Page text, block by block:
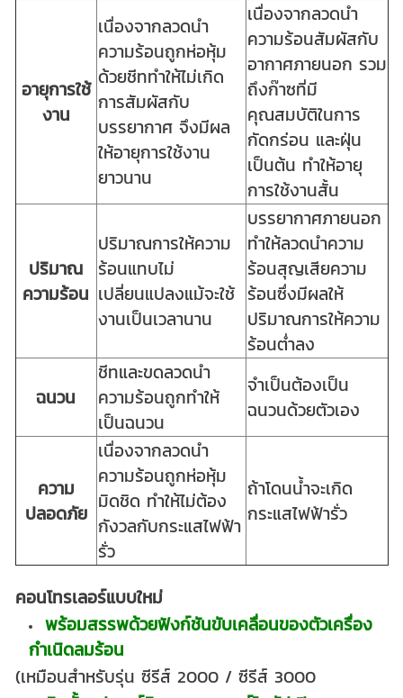
อายุการใช้
งาน
เนื่องจากลวดนำ
ความร้อนถูกห่อหุ้ม
ด้วยชีททำให้ไม่เกิด
การสัมผัสกับ
บรรยากาศ จึงมีผล
ให้อายุการใช้งาน
ยาวนาน
เนื่องจากลวดนำ
ความร้อนสัมผัสกับ
อากาศภายนอก รวม
ถึงก๊าซที่มี
คุณสมบัติในการ
กัดกร่อน และฝุ่น
เป็นต้น ทำให้อายุ
การใช้งานสั้น
ปริมาณ
ความร้อน
ปริมาณการให้ความ
ร้อนแทบไม่
เปลี่ยนแปลงแม้จะใช้
งานเป็นเวลานาน
บรรยากาศภายนอก
ทำให้ลวดนำความ
ร้อนสุญเสียความ
ร้อนซึ่งมีผลให้
ปริมาณการให้ความ
ร้อนต่ำลง
ฉนวน
ชีทและขดลวดนำ
ความร้อนถูกทำให้
เป็นฉนวน
จำเป็นต้องเป็น
ฉนวนด้วยตัวเอง
ความ
ปลอดภัย
เนื่องจากลวดนำ
ความร้อนถูกห่อหุ้ม
มิดชิด ทำให้ไม่ต้อง
กังวลกับกระแสไฟฟ้า
รั่ว
ถ้าโดนน้ำจะเกิด
กระแสไฟฟ้ารั่ว
คอนโทรเลอร์แบบใหม่
พร้อมสรรพด้วยฟังก์ชันขับเคลื่อนของตัวเครื่อง
กำเนิดลมร้อน
(เหมือนสำหรับรุ่น ซีรีส์ 2000 / ซีรีส์ 3000